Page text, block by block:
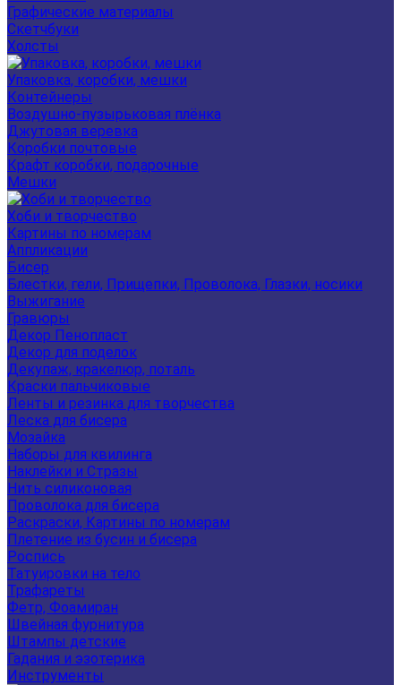
Графические материалы
Скетчбуки
Холсты
Упаковка, коробки, мешки
Контейнеры
Воздушно-пузырьковая плёнка
Джутовая веревка
Коробки почтовые
Крафт коробки, подарочные
Мешки
Хоби и творчество
Картины по номерам
Аппликации
Бисер
Блестки, гели, Прищепки, Проволока, Глазки, носики
Выжигание
Гравюры
Декор Пенопласт
Декор для поделок
Декупаж, кракелюр, поталь
Краски пальчиковые
Ленты и резинка для творчества
Леска для бисера
Мозайка
Наборы для квилинга
Наклейки и Стразы
Нить силиконовая
Проволока для бисера
Раскраски, Картины по номерам
Плетение из бусин и бисера
Роспись
Татуировки на тело
Трафареты
Фетр, Фоамиран
Швейная фурнитура
Штампы детские
Гадания и эзотерика
Инструменты